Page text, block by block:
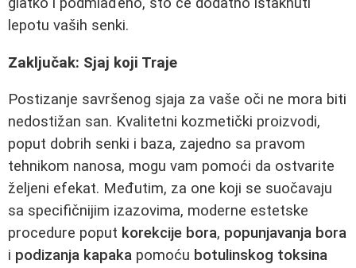
lepotu vaših senki.
Zaključak: Sjaj koji Traje
Postizanje savršenog sjaja za vaše oči ne mora biti
nedostižan san. Kvalitetni kozmetički proizvodi,
poput dobrih senki i baza, zajedno sa pravom
tehnikom nanosa, mogu vam pomoći da ostvarite
željeni efekat. Međutim, za one koji se suočavaju
sa specifičnijim izazovima, moderne estetske
procedure poput korekcije bora, popunjavanja bora
i podizanja kapaka pomoću botulinskog toksina